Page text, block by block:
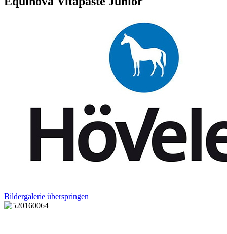
Bildergalerie überspringen